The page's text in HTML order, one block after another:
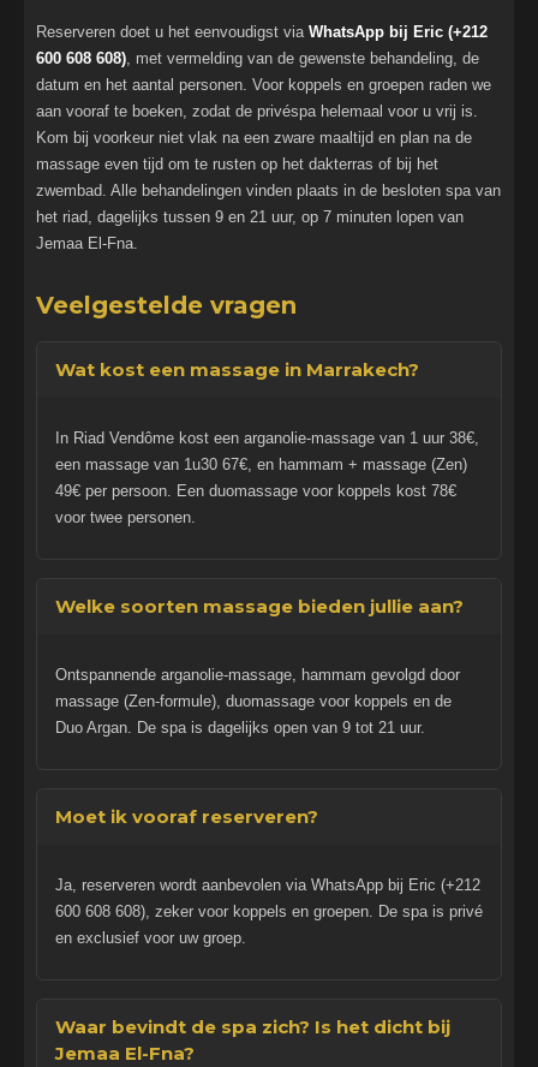
Reserveren doet u het eenvoudigst via WhatsApp bij Eric (+212
600 608 608), met vermelding van de gewenste behandeling, de
datum en het aantal personen. Voor koppels en groepen raden we
aan vooraf te boeken, zodat de privéspa helemaal voor u vrij is.
Kom bij voorkeur niet vlak na een zware maaltijd en plan na de
massage even tijd om te rusten op het dakterras of bij het
zwembad. Alle behandelingen vinden plaats in de besloten spa van
het riad, dagelijks tussen 9 en 21 uur, op 7 minuten lopen van
Jemaa El-Fna.
Veelgestelde vragen
Wat kost een massage in Marrakech?
In Riad Vendôme kost een arganolie-massage van 1 uur 38€,
een massage van 1u30 67€, en hammam + massage (Zen)
49€ per persoon. Een duomassage voor koppels kost 78€
voor twee personen.
Welke soorten massage bieden jullie aan?
Ontspannende arganolie-massage, hammam gevolgd door
massage (Zen-formule), duomassage voor koppels en de
Duo Argan. De spa is dagelijks open van 9 tot 21 uur.
Moet ik vooraf reserveren?
Ja, reserveren wordt aanbevolen via WhatsApp bij Eric (+212
600 608 608), zeker voor koppels en groepen. De spa is privé
en exclusief voor uw groep.
Waar bevindt de spa zich? Is het dicht bij
Jemaa El-Fna?